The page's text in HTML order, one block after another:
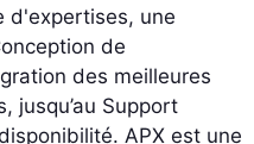
d'expertises, une
de
des meilleures
jusqu’au Support
APX est une